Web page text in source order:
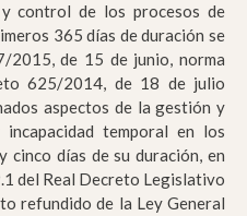
control de los procesos de
365 días de duración se
2015, de 15 de junio, norma
625/2014, de 18 de julio
aspectos de la gestión y
temporal en los
cinco días de su duración, en
del Real Decreto Legislativo
refundido de la Ley General